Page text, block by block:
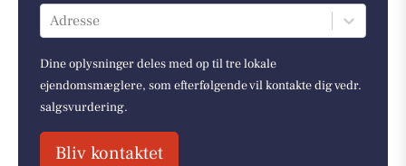
Adresse
Dine oplysninger deles med op til tre lokale
ejendomsmæglere, som efterfølgende vil kontakte dig vedr.
salgsvurdering.
Bliv kontaktet